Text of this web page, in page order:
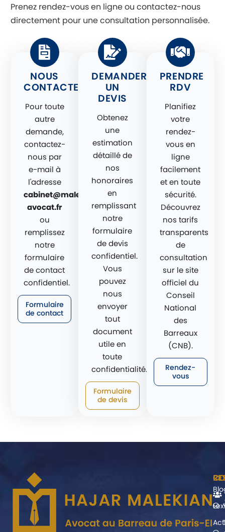
Prenez rendez-vous en ligne ou contactez-nous
directement pour une consultation personnalisée.
NOUS
CONTACTER
Pour toute
autre
demande,
contactez-
nous par
e-mail à
l'adresse
cabinet@malekian-
avocat.fr
ou
remplissez
notre
formulaire
de contact
confidentiel.
Formulaire
de contact
DEMANDER
UN
DEVIS
Obtenez
une
estimation
détaillé de
nos
honoraires
en
remplissant
notre
formulaire
de devis
confidentiel.
Vous
pouvez
nous
envoyer
tout
document
utile en
toute
confidentialité.
Formulaire
de devis
PRENDRE
RDV
Planifiez
votre
rendez-
vous en
ligne
facilement
et en toute
sécurité.
Découvrez
nos tarifs
transparents
de
consultation
sur le site
officiel du
Conseil
National
des
Barreaux
(CNB).
Rendez-
vous